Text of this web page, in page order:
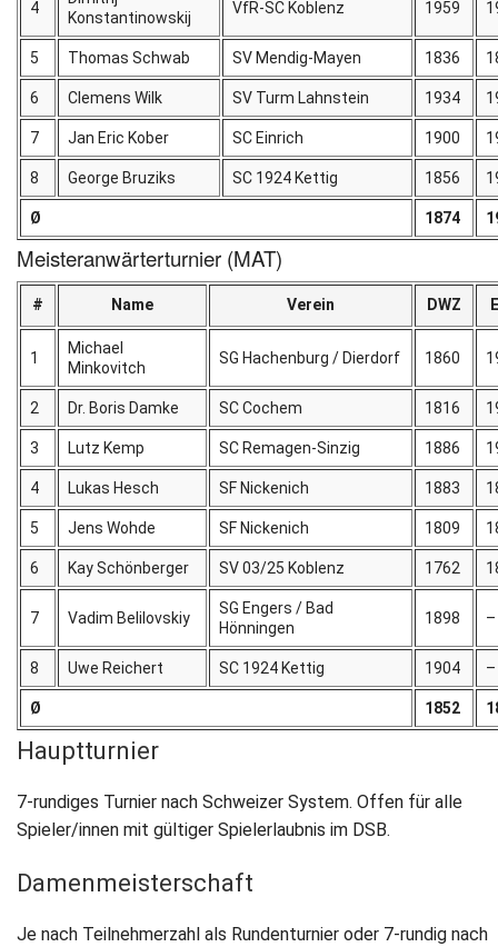
4
Konstantinowskij
VfR-SC Koblenz 1959
5 Thomas Schwab SV Mendig-Mayen 1836
6 Clemens Wilk SV Turm Lahnstein 1934
7 Jan Eric Kober SC Einrich 1900
8 George Bruziks SC 1924 Kettig 1856
Ø 1874
Meisteranwärterturnier (MAT)
# Name Verein DWZ
1
Michael
Minkovitch
SG Hachenburg / Dierdorf 1860
2 Dr. Boris Damke SC Cochem 1816
3 Lutz Kemp SC Remagen-Sinzig 1886
4 Lukas Hesch SF Nickenich 1883
5 Jens Wohde SF Nickenich 1809
6 Kay Schönberger SV 03/25 Koblenz 1762
7 Vadim Belilovskiy
SG Engers / Bad
Hönningen
1898 –
8 Uwe Reichert SC 1924 Kettig 1904 –
Ø 1852
Hauptturnier
7-rundiges Turnier nach Schweizer System. Offen für alle
Spieler/innen mit gültiger Spielerlaubnis im DSB.
Damenmeisterschaft
Je nach Teilnehmerzahl als Rundenturnier oder 7-rundig nach